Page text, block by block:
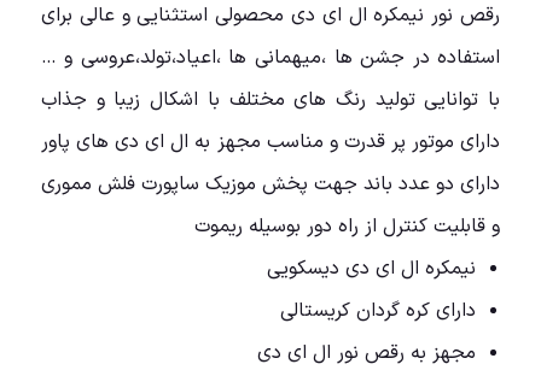
رقص نور نیمکره ال ای دی محصولی استثنایی و عالی برای
استفاده در جشن ها ،میهمانی ها ،اعیاد،تولد،عروسی و …
با توانایی تولید رنگ های مختلف با اشکال زیبا و جذاب
دارای موتور پر قدرت و مناسب مجهز به ال ای دی های پاور
دارای دو عدد باند جهت پخش موزیک ساپورت فلش مموری
و قابلیت کنترل از راه دور بوسیله ریموت
نیمکره ال ای دی دیسکویی
دارای کره گردان کریستالی
مجهز به رقص نور ال ای دی